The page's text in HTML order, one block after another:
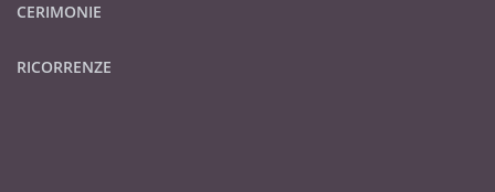
CERIMONIE
RICORRENZE